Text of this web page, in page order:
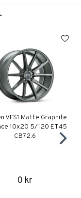
VFS1 Matte Graphite
10x20 5/120 ET45
CB72.6
0 kr